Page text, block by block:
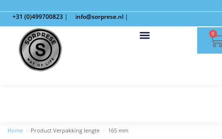
+31 (0)499700823 | info@sorprese.nl |
0
Home / Product Verpakking lengte / 165 mm